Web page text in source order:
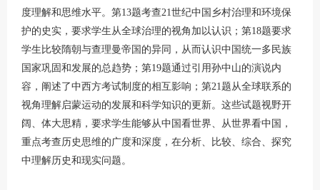
度理解和思维水平。第13题考查21世纪中国乡村治理和环境保
护的史实，要求学生从全球治理的视角加以认识；第18题要求
学生比较隋朝与查理曼帝国的异同，从而认识中国统一多民族
国家巩固和发展的总趋势；第19题通过引用孙中山的演说内
容，阐述了中西方考试制度的相互影响；第21题从全球联系的
视角理解启蒙运动的发展和科学知识的更新。这些试题视野开
阔、体大思精，要求学生能够从中国看世界、从世界看中国，
重点考查历史思维的广度和深度，在分析、比较、综合、探究
中理解历史和现实问题。